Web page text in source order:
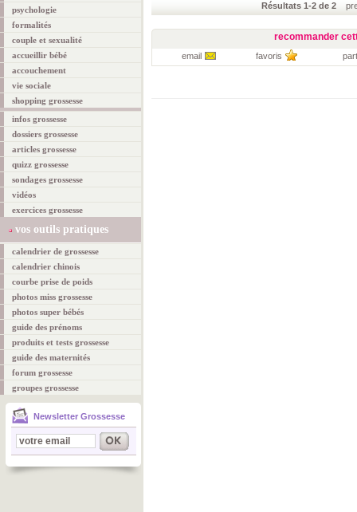
psychologie
formalités
couple et sexualité
accueillir bébé
accouchement
vie sociale
shopping grossesse
infos grossesse
dossiers grossesse
articles grossesse
quizz grossesse
sondages grossesse
vidéos
exercices grossesse
vos outils pratiques
calendrier de grossesse
calendrier chinois
courbe prise de poids
photos miss grossesse
photos super bébés
guide des prénoms
produits et tests grossesse
guide des maternités
forum grossesse
groupes grossesse
Newsletter Grossesse
Résultats 1-2 de 2
recommander
email favoris